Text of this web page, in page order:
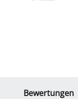
Bewertungen